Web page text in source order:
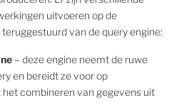
uitvoeren op de
van de query engine:
– deze engine neemt de ruwe
en bereidt ze voor op
combineren van gegevens uit